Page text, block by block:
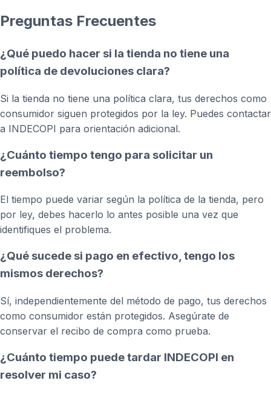
Preguntas Frecuentes
¿Qué puedo hacer si la tienda no tiene una
política de devoluciones clara?
Si la tienda no tiene una política clara, tus derechos como
consumidor siguen protegidos por la ley. Puedes contactar
a INDECOPI para orientación adicional.
¿Cuánto tiempo tengo para solicitar un
reembolso?
El tiempo puede variar según la política de la tienda, pero
por ley, debes hacerlo lo antes posible una vez que
identifiques el problema.
¿Qué sucede si pago en efectivo, tengo los
mismos derechos?
Sí, independientemente del método de pago, tus derechos
como consumidor están protegidos. Asegúrate de
conservar el recibo de compra como prueba.
¿Cuánto tiempo puede tardar INDECOPI en
resolver mi caso?